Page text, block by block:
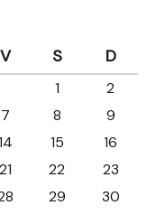
V S D
1
2
7 8
9
15
16
21 22
23
29
30